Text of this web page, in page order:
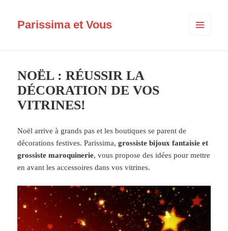
Parissima et Vous
NOËL : RÉUSSIR LA
DÉCORATION DE VOS
VITRINES!
Noël arrive à grands pas et les boutiques se parent de
décorations festives. Parissima,grossiste bijoux fantaisie et
grossiste maroquinerie, vous propose des idées pour mettre
en avant les accessoires dans vos vitrines.